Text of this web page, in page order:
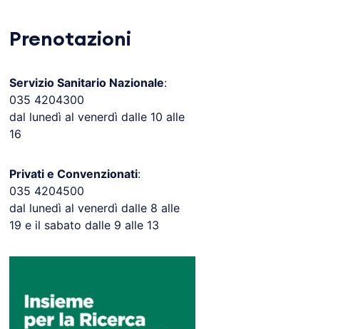
Prenotazioni
Servizio Sanitario Nazionale:
035 4204300
dal lunedì al venerdì dalle 10 alle
16
Privati e Convenzionati:
035 4204500
dal lunedì al venerdì dalle 8 alle
19 e il sabato dalle 9 alle 13